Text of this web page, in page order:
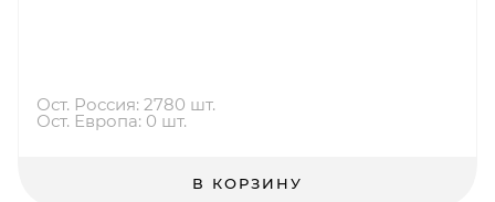
Ост. Россия: 2780 шт.
Ост. Европа: 0 шт.
В КОРЗИНУ